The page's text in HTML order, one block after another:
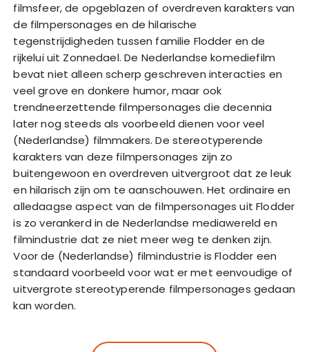
filmsfeer, de opgeblazen of overdreven karakters van
de filmpersonages en de hilarische
tegenstrijdigheden tussen familie Flodder en de
rijkelui uit Zonnedael. De Nederlandse komediefilm
bevat niet alleen scherp geschreven interacties en
veel grove en donkere humor, maar ook
trendneerzettende filmpersonages die decennia
later nog steeds als voorbeeld dienen voor veel
(Nederlandse) filmmakers. De stereotyperende
karakters van deze filmpersonages zijn zo
buitengewoon en overdreven uitvergroot dat ze leuk
en hilarisch zijn om te aanschouwen. Het ordinaire en
alledaagse aspect van de filmpersonages uit Flodder
is zo verankerd in de Nederlandse mediawereld en
filmindustrie dat ze niet meer weg te denken zijn.
Voor de (Nederlandse) filmindustrie is Flodder een
standaard voorbeeld voor wat er met eenvoudige of
uitvergrote stereotyperende filmpersonages gedaan
kan worden.